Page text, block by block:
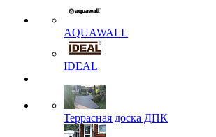
AQUAWALL
IDEAL
Террасная доска ДПК